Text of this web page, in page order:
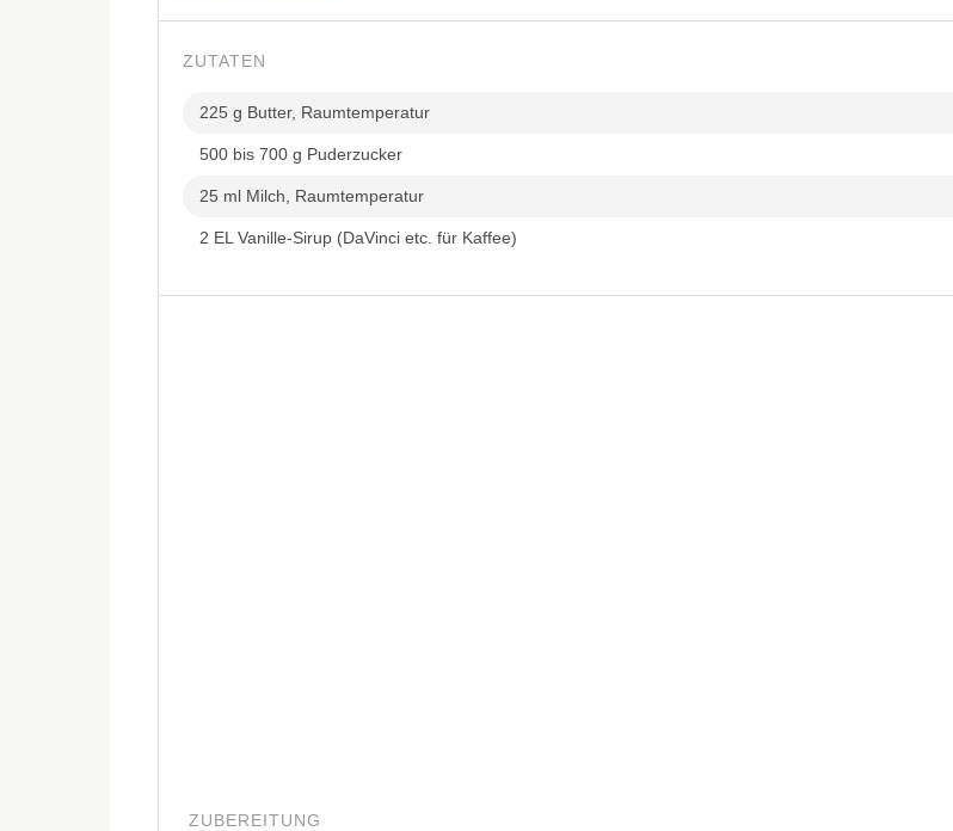
ZUTATEN
225 g Butter, Raumtemperatur
500 bis 700 g Puderzucker
25 ml Milch, Raumtemperatur
2 EL Vanille-Sirup (DaVinci etc. für Kaffee)
ZUBEREITUNG